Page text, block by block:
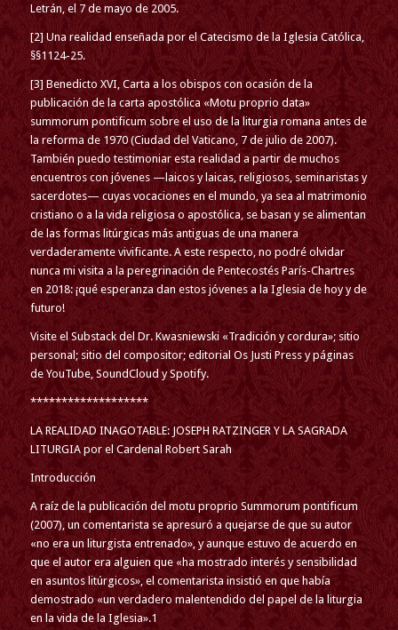
Letrán, el 7 de mayo de 2005.
[2] Una realidad enseñada por el Catecismo de la Iglesia Católica,
§§1124-25.
[3] Benedicto XVI, Carta a los obispos con ocasión de la
publicación de la carta apostólica «Motu proprio data»
summorum pontificum sobre el uso de la liturgia romana antes de
la reforma de 1970 (Ciudad del Vaticano, 7 de julio de 2007).
También puedo testimoniar esta realidad a partir de muchos
encuentros con jóvenes —laicos y laicas, religiosos, seminaristas y
sacerdotes— cuyas vocaciones en el mundo, ya sea al matrimonio
cristiano o a la vida religiosa o apostólica, se basan y se alimentan
de las formas litúrgicas más antiguas de una manera
verdaderamente vivificante. A este respecto, no podré olvidar
nunca mi visita a la peregrinación de Pentecostés París-Chartres
en 2018: ¡qué esperanza dan estos jóvenes a la Iglesia de hoy y de
futuro!
Visite el Substack del Dr. Kwasniewski «Tradición y cordura»; sitio
personal; sitio del compositor; editorial Os Justi Press y páginas
de YouTube, SoundCloud y Spotify.
*******************
LA REALIDAD INAGOTABLE: JOSEPH RATZINGER Y LA SAGRADA
LITURGIA por el Cardenal Robert Sarah
Introducción
A raíz de la publicación del motu proprio Summorum pontificum
(2007), un comentarista se apresuró a quejarse de que su autor
«no era un liturgista entrenado», y aunque estuvo de acuerdo en
que el autor era alguien que «ha mostrado interés y sensibilidad
en asuntos litúrgicos», el comentarista insistió en que había
demostrado «un verdadero malentendido del papel de la liturgia
en la vida de la Iglesia».1